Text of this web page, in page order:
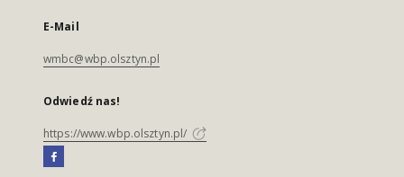
E-Mail
wmbc@wbp.olsztyn.pl
Odwiedź nas!
https://www.wbp.olsztyn.pl/